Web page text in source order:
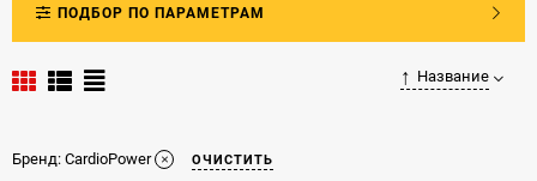
ПОДБОР ПО ПАРАМЕТРАМ
Название
Бренд: CardioPower ОЧИСТИТЬ